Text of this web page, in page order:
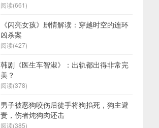
阅读(661)
《闪亮女孩》剧情解读：穿越时空的连环
凶杀案
阅读(427)
韩剧《医生车智淑》：出轨都出得非常完
美？
阅读(378)
男子被恶狗咬伤后徒手将狗掐死，狗主避
责，伤者炖狗肉还击
阅读(385)